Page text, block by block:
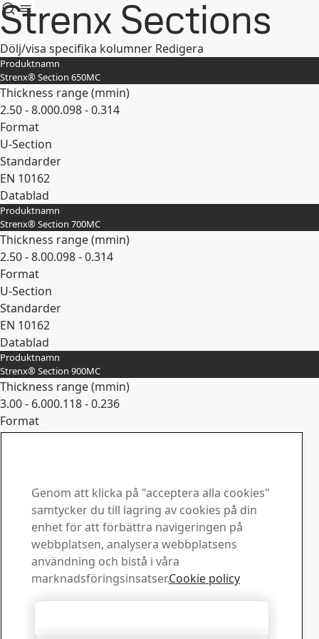
Strenx Sections
Dölj/visa specifika kolumner Redigera
Produktnamn
Strenx® Section 650MC
Thickness range (mmin)
2.50 - 8.000.098 - 0.314
Format
U-Section
Standarder
EN 10162
Datablad
Expandera
Produktnamn
Strenx® Section 700MC
Thickness range (mmin)
2.50 - 8.00.098 - 0.314
Format
U-Section
Standarder
EN 10162
Datablad
Expandera
Produktnamn
Strenx® Section 900MC
Thickness range (mmin)
3.00 - 6.000.118 - 0.236
Format
U-Section
Datablad
Expandera
Kontakta SSAB
Kontakta oss
Hur kan vi hjälpa dig?
Visa kontakter
Downloadcenter
Genom att klicka på "acceptera alla cookies"
samtycker du till lagring av cookies på din
enhet för att förbättra navigeringen på
webbplatsen, analysera webbplatsens
användning och bistå i våra
marknadsföringsinsatser.Cookie policy